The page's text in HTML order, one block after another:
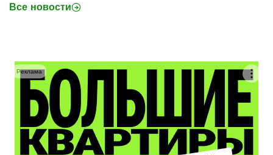
Все новости
Реклама